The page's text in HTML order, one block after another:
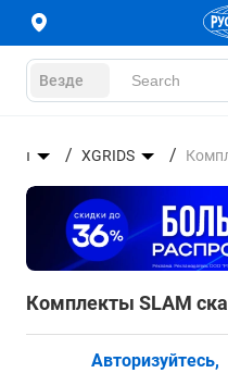
Везде
XGRIDS
Комплекты SLAM
Авторизуйтесь,